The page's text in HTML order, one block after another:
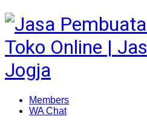
Members
WA Chat